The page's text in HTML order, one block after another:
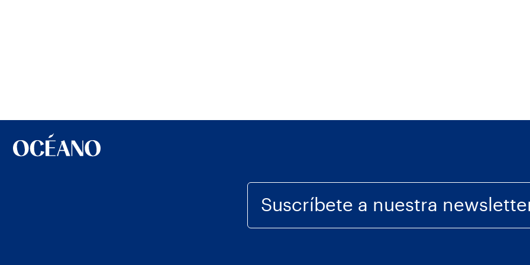
Suscríbete a nuestra